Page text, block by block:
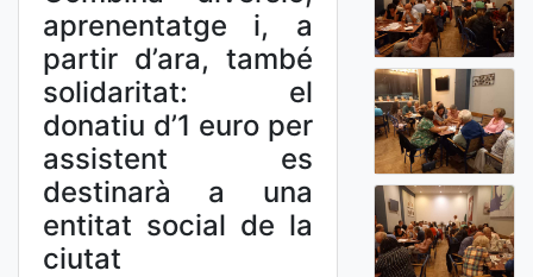
aprenentatge i, a
partir d’ara, també
solidaritat: el
donatiu d’1 euro per
assistent es
destinarà a una
entitat social de la
ciutat